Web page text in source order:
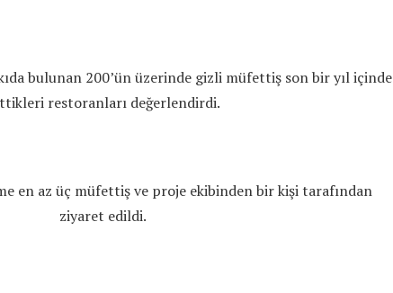
bulunan 200’ün üzerinde gizli müfettiş son bir yıl içinde
restoranları değerlendirdi.
en az üç müfettiş ve proje ekibinden bir kişi tarafından
ziyaret edildi.